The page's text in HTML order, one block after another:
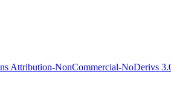
6.
Attribution-NonCommercial-NoDerivs